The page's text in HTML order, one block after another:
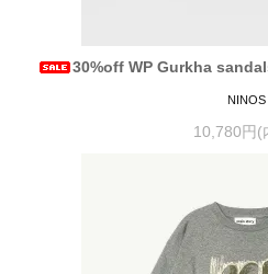
30%off WP Gurkha
NINOS
10,780円(